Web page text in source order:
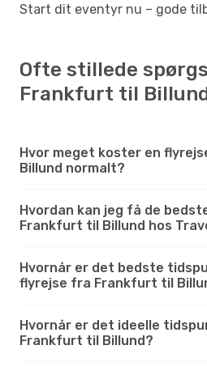
Start dit eventyr nu – gode
Ofte stillede
Frankfurt til
Hvor meget koster en
Billund normalt?
Hvordan kan jeg få de
Frankfurt til Billund hos
Hvornår er det bedste
flyrejse fra Frankfurt til
Hvornår er det ideelle
Frankfurt til Billund?